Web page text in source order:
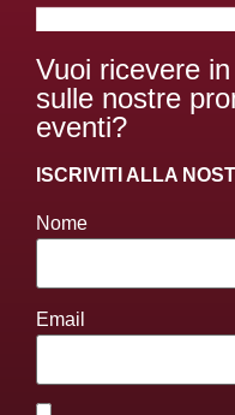
Vuoi ricevere
sulle nostre
eventi?
ISCRIVITI ALLA
Nome
Email